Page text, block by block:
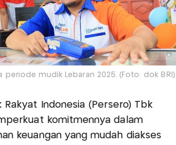
periode mudik Lebaran 2025. (Foto: dok BRI)
Rakyat Indonesia (Persero) Tbk
komitmennya dalam
keuangan yang mudah diakses